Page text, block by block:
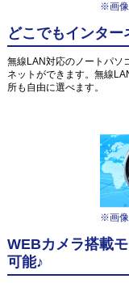
※画像
どこでもインタ
無線LAN対応のノートパソ
ネットができます。無線
所も自由に選べます。
※画像
WEBカメラ搭載
可能♪